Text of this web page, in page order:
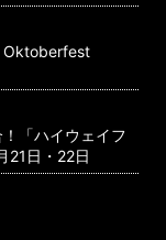
Oktoberfest
「ハイウェイフ
21日・22日